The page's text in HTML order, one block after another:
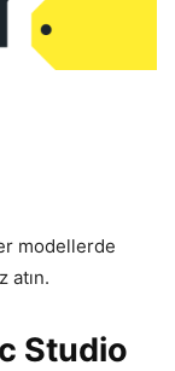
modellerde
atın.
Studio